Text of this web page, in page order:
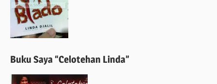
Buku Saya “Celotehan Linda”